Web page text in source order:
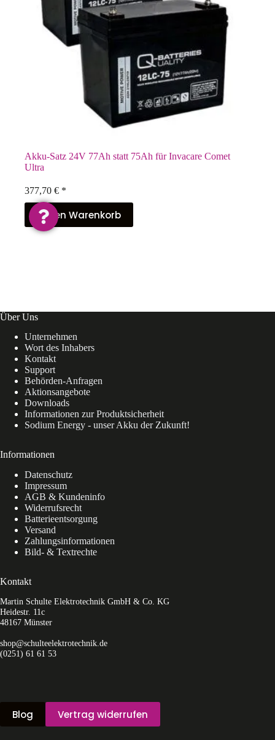
Akku-Satz 24V 77Ah statt 75Ah für Invacare Comet
Ultra
377,70 € *
In den Warenkorb
Über Uns
Unternehmen
Wort des Inhabers
Kontakt
Support
Behörden-Anfragen
Aktionsangebote
Downloads
Informationen zur Produktsicherheit
Sodium Energy - unser Akku der Zukunft!
Informationen
Datenschutz
Impressum
AGB & Kundeninfo
Widerrufsrecht
Batterieentsorgung
Versand
Zahlungsinformationen
Bild- & Textrechte
Kontakt
Martin Schulte Elektrotechnik GmbH & Co. KG
Heidestr. 11c
48167 Münster
shop@schulteelektrotechnik.de
(0251) 61 61 53
Blog Vertrag widerrufen